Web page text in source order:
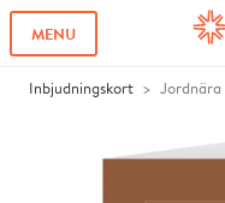
MENU
Inbjudningskort Jordnära